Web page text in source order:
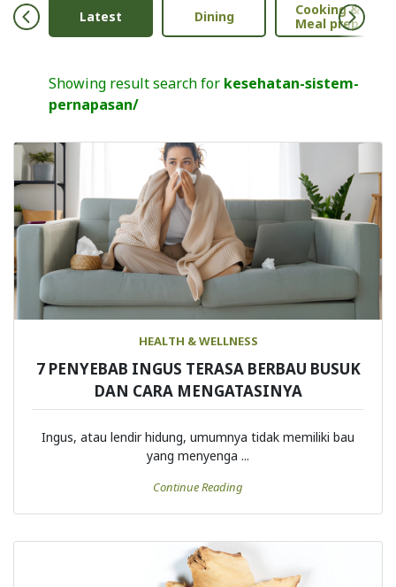
Latest Dining
Cooking &
Meal prep
Showing result search for kesehatan-sistem-
pernapasan/
HEALTH & WELLNESS
7 PENYEBAB INGUS TERASA BERBAU BUSUK
DAN CARA MENGATASINYA
Ingus, atau lendir hidung, umumnya tidak memiliki bau
yang menyenga ...
Continue Reading